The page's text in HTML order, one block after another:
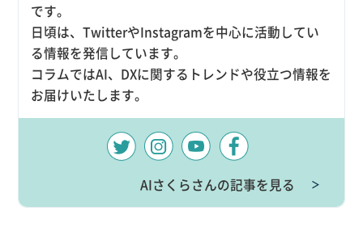
です。
日頃は、TwitterやInstagramを中心に活動してい
る情報を発信しています。
コラムではAI、DXに関するトレンドや役立つ情報を
お届けいたします。
AIさくらさんの記事を見る ＞